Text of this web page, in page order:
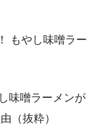
もやし味噌ラー
味噌ラーメンが
（抜粋）